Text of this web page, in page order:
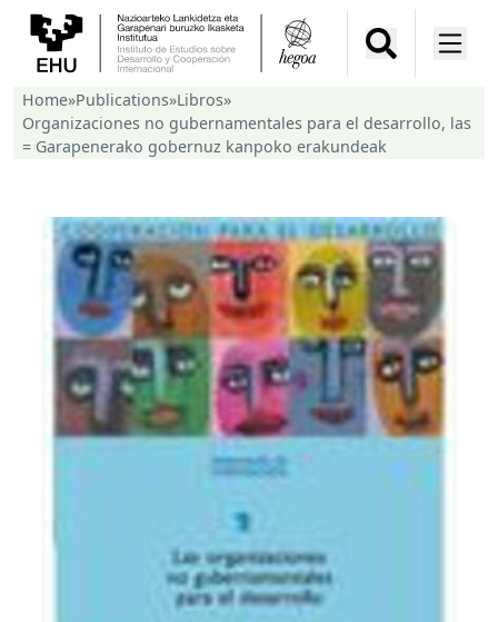
Home»Publications»Libros»
Organizaciones no gubernamentales para el desarrollo, las
= Garapenerako gobernuz kanpoko erakundeak